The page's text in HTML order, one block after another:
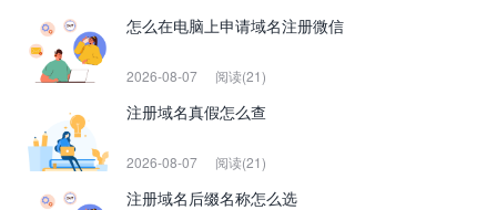
怎么在电脑上申请域名注册微信
2026-08-07 阅读(21)
注册域名真假怎么查
2026-08-07 阅读(21)
注册域名后缀名称怎么选